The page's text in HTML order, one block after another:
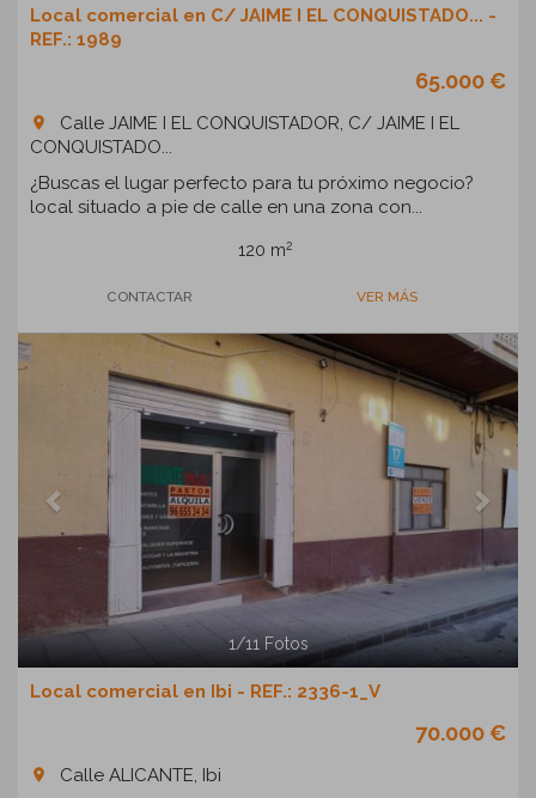
Local comercial en C/ JAIME I EL CONQUISTADO... -
REF.: 1989
65.000 €
room
Calle JAIME I EL CONQUISTADOR, C/ JAIME I EL
CONQUISTADO...
¿Buscas el lugar perfecto para tu próximo negocio?
local situado a pie de calle en una zona con...
120 m2
CONTACTAR VER MÁS
Previous Next
1/11 Fotos
Local comercial en Ibi - REF.: 2336-1_V
70.000 €
room
Calle ALICANTE, Ibi